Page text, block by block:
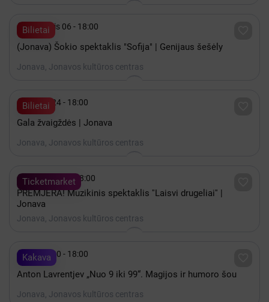
Bilietai
 Lapkritis 06 - 18:00
(Jonava) Šokio spektaklis "Sofija" | Genijaus šešėly
Jonava, Jonavos kultūros centras
Bilietai
 Spalis 24 - 18:00
Gala žvaigždės | Jonava
Jonava, Jonavos kultūros centras
Ticketmarket
 Gruodis 10 - 18:00
PREMJERA! Muzikinis spektaklis ''Laisvi drugeliai'' |
Jonava
Jonava, Jonavos kultūros centras
Kakava
 Spalis 30 - 18:00
Anton Lavrentjev „Nuo 9 iki 99“. Magijos ir humoro šou
Jonava, Jonavos kultūros centras